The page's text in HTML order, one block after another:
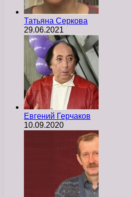
Татьяна Серкова
29.06.2021
Евгений Герчаков
10.09.2020